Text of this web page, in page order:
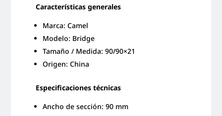
Características generales
Marca: Camel
Modelo: Bridge
Tamaño / Medida: 90/90×21
Origen: China
Especificaciones técnicas
Ancho de sección: 90 mm